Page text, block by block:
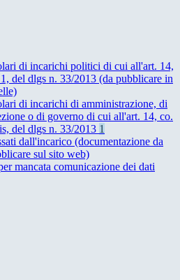
di incarichi politici di cui all'art. 14,
del dlgs n. 33/2013 (da pubblicare in
di incarichi di amministrazione, di
o di governo di cui all'art. 14, co.
del dlgs n. 33/2013 1
dall'incarico (documentazione da
sul sito web)
mancata comunicazione dei dati